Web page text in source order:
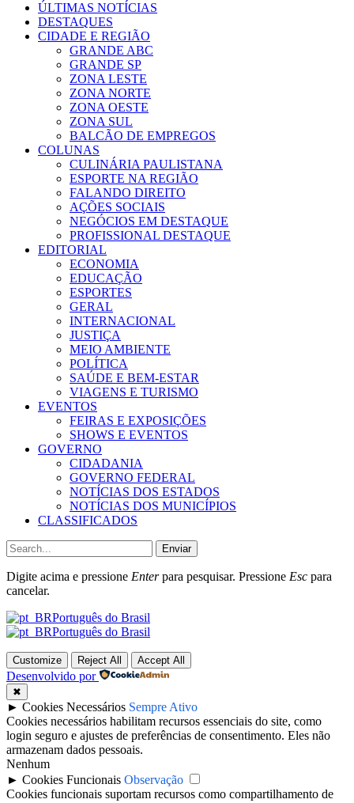
ÚLTIMAS NOTÍCIAS
DESTAQUES
CIDADE E REGIÃO
GRANDE ABC
GRANDE SP
ZONA LESTE
ZONA NORTE
ZONA OESTE
ZONA SUL
BALCÃO DE EMPREGOS
COLUNAS
CULINÁRIA PAULISTANA
ESPORTE NA REGIÃO
FALANDO DIREITO
AÇÕES SOCIAIS
NEGÓCIOS EM DESTAQUE
PROFISSIONAL DESTAQUE
EDITORIAL
ECONOMIA
EDUCAÇÃO
ESPORTES
GERAL
INTERNACIONAL
JUSTIÇA
MEIO AMBIENTE
POLÍTICA
SAÚDE E BEM-ESTAR
VIAGENS E TURISMO
EVENTOS
FEIRAS E EXPOSIÇÕES
SHOWS E EVENTOS
GOVERNO
CIDADANIA
GOVERNO FEDERAL
NOTÍCIAS DOS ESTADOS
NOTÍCIAS DOS MUNICÍPIOS
CLASSIFICADOS
Enviar
Digite acima e pressione Enterpara pesquisar. Pressione Esc para
cancelar.
Português do Brasil
Português do Brasil
Customize Reject All Accept All
Desenvolvido por
✖
► Cookies Necessários Sempre Ativo
Cookies necessários habilitam recursos essenciais do site, como
login seguro e ajustes de preferências de consentimento. Eles não
armazenam dados pessoais.
Nenhum
► Cookies Funcionais Observação
Cookies funcionais suportam recursos como compartilhamento de